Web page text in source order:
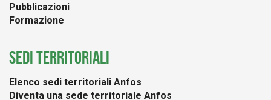
Pubblicazioni
Formazione
SEDI TERRITORIALI
Elenco sedi territoriali Anfos
Diventa una sede territoriale Anfos